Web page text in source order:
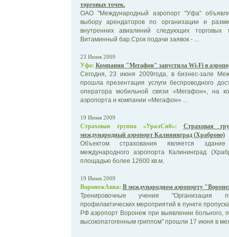
торговых точек.
ОАО "Международный аэропорт "Уфа"
выбору арендаторов по организации и
внутренних авиалиний следующих торговых
Витаминный бар.Срок подачи заявок - ...
23 Июня 2009
Уфа: Компания "Мегафон" запустила Wi-Fi в
Сегодня, 23 июня 2009года, в бизнес-зале
прошла презентация услуги беспроводного
оператора мобильной связи «Мегафон», на
аэропорта и компании «Мегафон» ...
19 Июня 2009
Страховая группа «УралСиб»:
Страховая
международный аэропорт Калининград (Храброво)
Объектом страхования является здание
международного аэропорта Калининград
площадью более 12600 кв.м.
19 Июня 2009
ВоронежАвиа: В международном аэропорту
Тренировочные учения "Организация
профилактических мероприятий в пункте
РФ аэропорт Воронеж при выявлении больного,
высокопатогенным гриппом" прошли 17 июня в